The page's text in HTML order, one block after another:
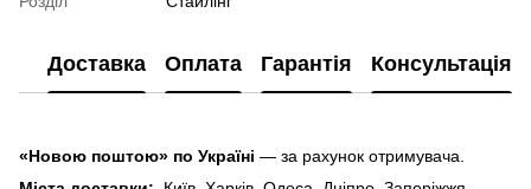
Доставка Оплата Гарантія Консультація
«Новою поштою» по Україні — за рахунок отримувача.